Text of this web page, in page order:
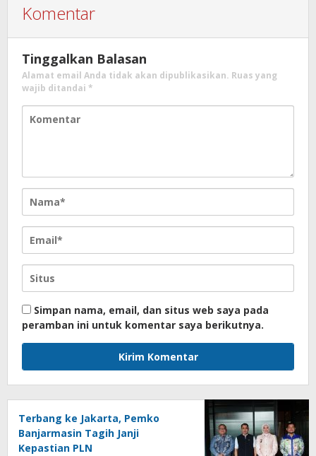
Komentar
Tinggalkan Balasan
Alamat email Anda tidak akan dipublikasikan. Ruas yang
wajib ditandai *
Simpan nama, email, dan situs web saya pada
peramban ini untuk komentar saya berikutnya.
Terbang ke Jakarta, Pemko
Banjarmasin Tagih Janji
Kepastian PLN